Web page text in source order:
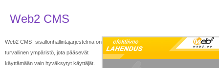
Web2 CMS
Web2 CMS -sisällönhallintajärjestelmä on
turvallinen ympäristö, jota pääsevät
käyttämään vain hyväksytyt käyttäjät.